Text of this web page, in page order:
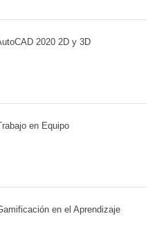
2020 2D y 3D
en Equipo
en el Aprendizaje